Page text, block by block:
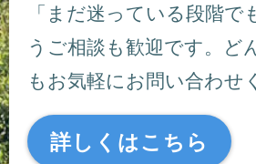
「まだ迷っている段階で
うご相談も歓迎です。ど
もお気軽にお問い合わせ
詳しくはこちら